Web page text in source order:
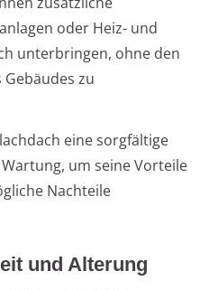
oder Heiz- und
unterbringen, ohne den
zu
eine sorgfältige
um seine Vorteile
Nachteile
und Alterung